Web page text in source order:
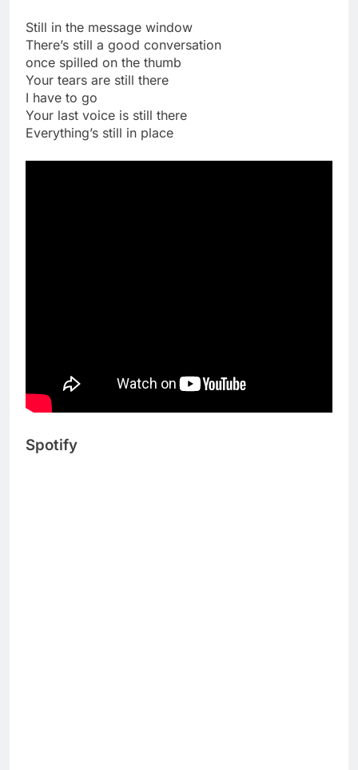
Still in the message window
There’s still a good conversation
once spilled on the thumb
Your tears are still there
I have to go
Your last voice is still there
Everything’s still in place
Spotify